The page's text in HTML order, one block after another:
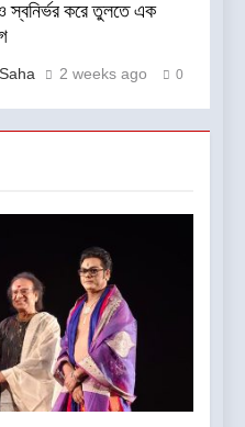
স্বনির্ভর করে তুলতে এক
2 weeks ago 0
খেতাবজয়ী ক্ষুদে দাবাড়ুদের
ডিব্যেন্দু বারুয়া চেস